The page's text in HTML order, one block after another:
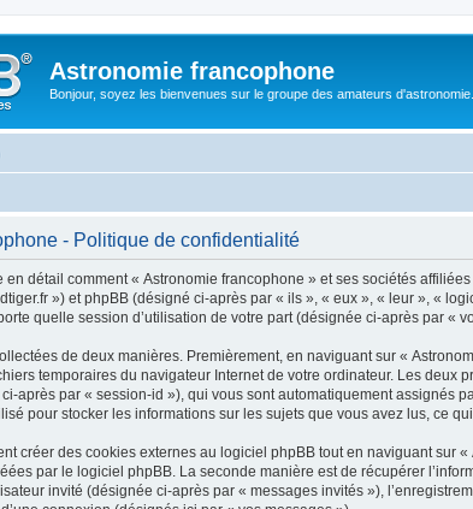
Astronomie francophone
Bonjour, soyez les bienvenues sur le groupe des amateurs d'astronomie.
- Politique de confidentialité
détail comment « Astronomie francophone » et ses sociétés
») et phpBB (désigné ci-après par « ils », « eux », « leur », «
quelle session d’utilisation de votre part (désignée ci-après par «
de deux manières. Premièrement, en naviguant sur «
temporaires du navigateur Internet de votre ordinateur. Les
après par « session-id »), qui vous sont automatiquement assignés
pour stocker les informations sur les sujets que vous avez lus, ce
créer des cookies externes au logiciel phpBB tout en naviguant sur
par le logiciel phpBB. La seconde manière est de récupérer
invité (désignée ci-après par « messages invités »),